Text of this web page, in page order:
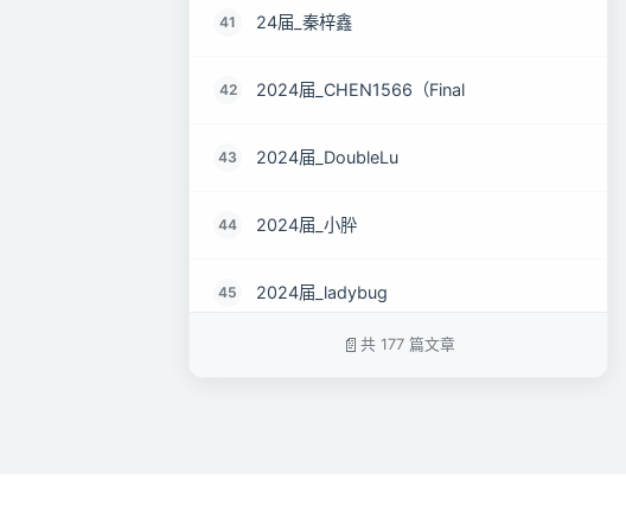
41 24届_秦梓鑫
42 2024届_CHEN1566（Final
43 2024届_DoubleLu
44 2024届_小肸
45 2024届_ladybug
共 177 篇文章